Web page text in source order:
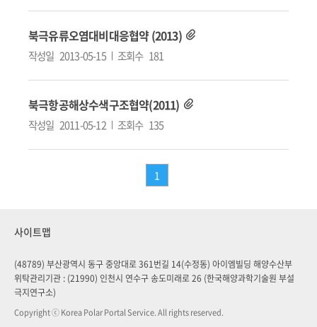
북극유류오염대비대응협약 (2013)
작성일 2013-05-15 조회수 181
북극항공해상수색구조협약(2011)
작성일 2011-05-12 조회수 135
1
사이트맵
(48789) 부산광역시 동구 중앙대로 361번길 14(수정동) 아이엠빌딩 해양수산부
위탁관리기관 : (21990) 인천시 연수구 송도미래로 26 (한국해양과학기술원 부설
극지연구소)
Copyright ⓒ Korea Polar Portal Service. All rights reserved.